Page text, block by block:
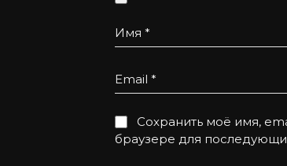
Имя*
Email*
Сохранить моё имя,
браузере для